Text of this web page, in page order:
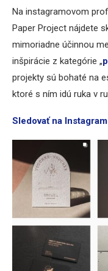
Na instagramovom
Paper Project nájdete
mimoriadne účinnou
inšpirácie z kategórie „
projekty sú bohaté na
ktoré s ním idú ruka v
Sledovať na